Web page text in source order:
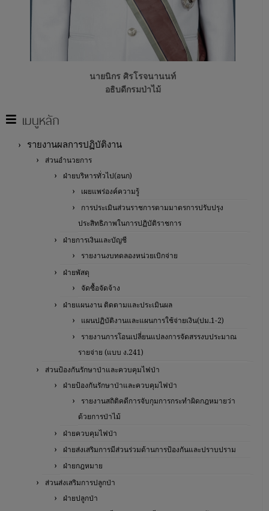
นายนิกร ศิรโรจนานนท์
อธิบดีกรมป่าไม้
เมนูหลัก
รายงานผลการปฏิบัติงาน
ส่วนอำนวยการ
ฝ่ายบริหารทั่วไป(อนก)
เผยแพร่องค์ความรู้
การประเมินส่วนราชการตามมาตรการปรับปรุง
ประสิทธิภาพในการปฏิบัติราชการ
ฝ่ายการเงินและบัญชี
รายงานงบทดลองหน่วยเบิกจ่าย
ฝ่ายพัสดุ
จัดซื้อจัดจ้าง
ฝ่ายแผนงาน ติดตามและประเมินผล
แผนปฏิบัติงานและแผนการใช้จ่ายเงิน(ปม.1-2)
รายงานการโอนเปลี่ยนแปลงการจัดสรรงบประมาณ
รายจ่าย (แบบ ง.241)
ส่วนป้องกันรักษาป่าและควบคุมไฟป่า
ฝ่ายป้องกันรักษาป่าและควบคุมไฟป่า
รายงานสถิติคดีการจับกุมการกระทำผิดกฎหมายว่า
ด้วยการป่าไม้
ฝ่ายควบคุมไฟป่า
ฝ่ายส่งเสริมการมีส่วนร่วมด้านการป้องกันและปราบปราม
ฝ่ายกฎหมาย
ส่วนส่งเสริมการปลูกป่า
ฝ่ายปลูกป่า